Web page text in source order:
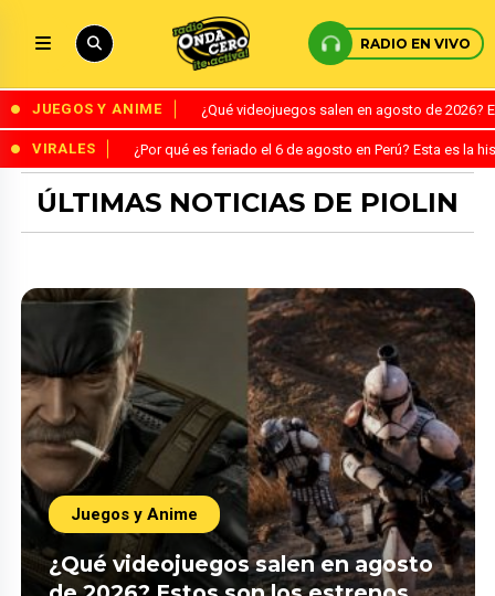
RADIO EN VIVO
JUEGOS Y ANIME ¿Qué videojuegos salen en agosto de
VIRALES ¿Por qué es feriado el 6 de agosto en Perú? Esta es la
ÚLTIMAS NOTICIAS DE PIOLIN
Juegos y Anime
¿Qué videojuegos salen en agosto